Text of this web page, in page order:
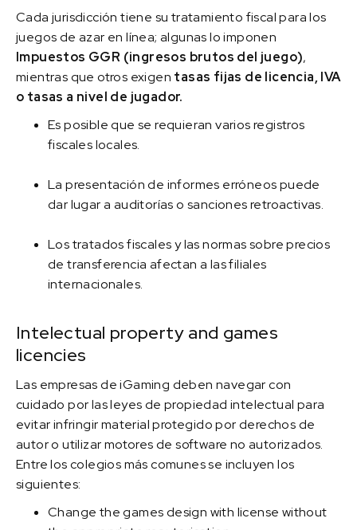
Cada jurisdicción tiene su tratamiento fiscal para los
juegos de azar en línea; algunas lo imponen
Impuestos GGR (ingresos brutos del juego),
mientras que otros exigen tasas fijas de licencia, IVA
o tasas a nivel de jugador.
Es posible que se requieran varios registros
fiscales locales.
La presentación de informes erróneos puede
dar lugar a auditorías o sanciones retroactivas.
Los tratados fiscales y las normas sobre precios
de transferencia afectan a las filiales
internacionales.
Intelectual property and games
licencies
Las empresas de iGaming deben navegar con
cuidado por las leyes de propiedad intelectual para
evitar infringir material protegido por derechos de
autor o utilizar motores de software no autorizados.
Entre los colegios más comunes se incluyen los
siguientes:
Change the games design with license without